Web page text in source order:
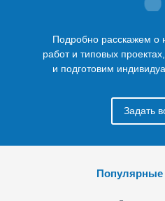
Подробно расскажем о
работ и типовых
и подготовим
Задать
Популярные